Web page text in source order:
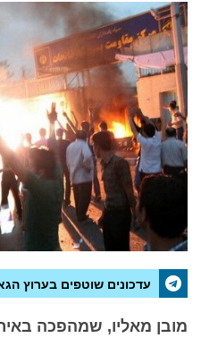
עדכונים שוטפים בערוץ
מובן מאליו, שמהפכה